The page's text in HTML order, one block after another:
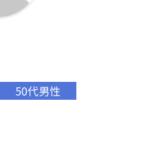
50代男性